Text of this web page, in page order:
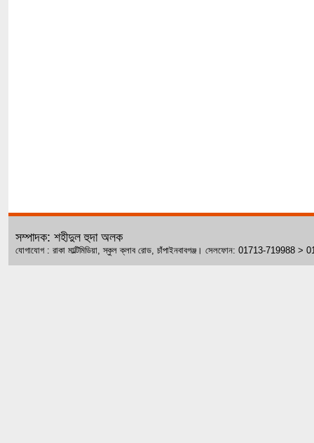
সম্পাদক: শহীদুল হুদা অলক
যোগাযোগ : রাকা মাল্টিমিডিয়া, স্কুল ক্লাব রোড, চাঁপাইনবাবগঞ্জ। সেলফোন: 01713-